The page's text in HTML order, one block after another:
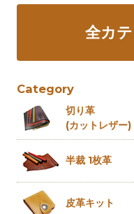
全カ
Category
切り革
(カットレザー)
半裁 1枚革
皮革キット